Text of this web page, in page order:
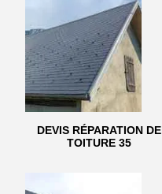
DEVIS RÉPARATION DE
TOITURE 35